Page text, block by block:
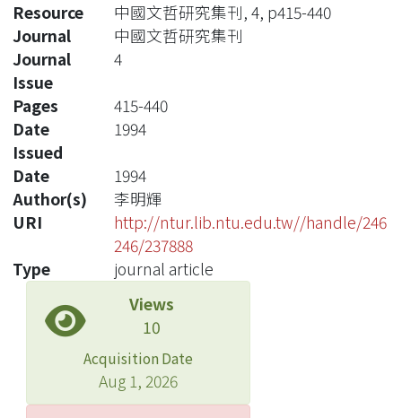
Resource
中國文哲研究集刊, 4, p415-440
Journal
中國文哲研究集刊
Journal
Issue
4
Pages
415-440
Date
Issued
1994
Date
1994
Author(s)
李明輝
URI
http://ntur.lib.ntu.edu.tw//handle/246
246/237888
Type
journal article
Views
10
Acquisition Date
Aug 1, 2026